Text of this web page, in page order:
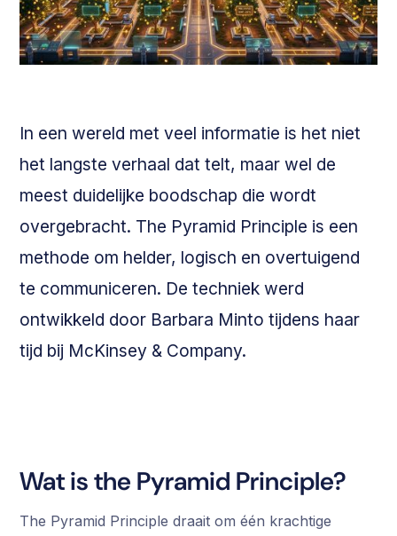
In een wereld met veel informatie is het niet
het langste verhaal dat telt, maar wel de
meest duidelijke boodschap die wordt
overgebracht. The Pyramid Principle is een
methode om helder, logisch en overtuigend
te communiceren. De techniek werd
ontwikkeld door Barbara Minto tijdens haar
tijd bij McKinsey & Company.
Wat is the Pyramid Principle?
The Pyramid Principle draait om één krachtige